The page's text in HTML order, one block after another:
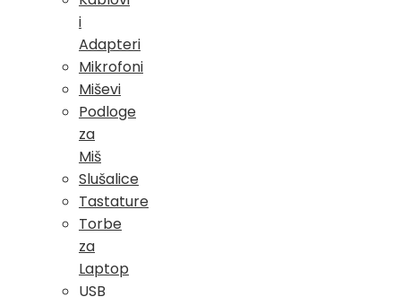
i
Adapteri
Mikrofoni
Miševi
Podloge
za
Miš
Slušalice
Tastature
Torbe
za
Laptop
USB